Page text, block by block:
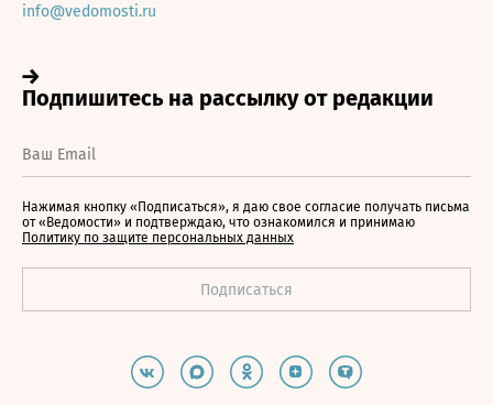
info@vedomosti.ru
Нажимая кнопку «Подписаться», я даю свое согласие получать письма
от «Ведомости» и подтверждаю, что ознакомился и принимаю
Политику по защите персональных данных